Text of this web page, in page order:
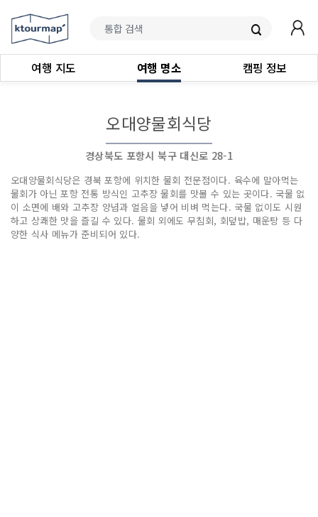
여행 지도 여행 명소 캠핑 정보
오대양물회식당
경상북도 포항시 북구 대신로 28-1
오대양물회식당은 경북 포항에 위치한 물회 전문점이다. 육수에 말아먹는
물회가 아닌 포항 전통 방식인 고추장 물회를 맛볼 수 있는 곳이다. 국물 없
이 소면에 배와 고추장 양념과 얼음을 넣어 비벼 먹는다. 국물 없이도 시원
하고 상쾌한 맛을 즐길 수 있다. 물회 외에도 무침회, 회덮밥, 매운탕 등 다
양한 식사 메뉴가 준비되어 있다.